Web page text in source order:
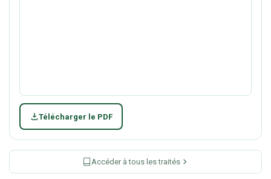
Télécharger le PDF
Accéder à tous les traités